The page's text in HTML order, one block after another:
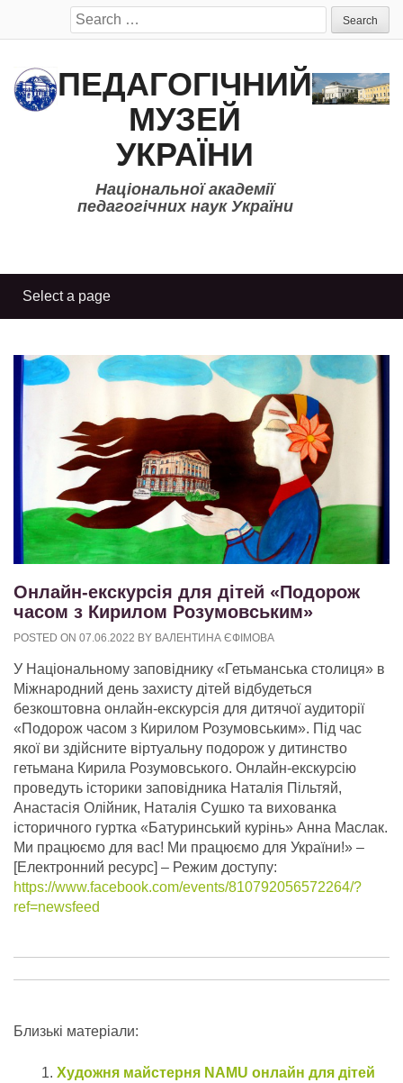
Search
for:
ПЕДАГОГІЧНИЙ
МУЗЕЙ
УКРАЇНИ
Національної академії
педагогічних наук України
Онлайн-екскурсія для дітей «Подорож
часом з Кирилом Розумовським»
POSTED ON 07.06.2022 BY ВАЛЕНТИНА ЄФІМОВА
У Національному заповіднику «Гетьманська столиця» в
Міжнародний день захисту дітей відбудеться
безкоштовна онлайн-екскурсія для дитячої аудиторії
«Подорож часом з Кирилом Розумовським». Під час
якої ви здійсните віртуальну подорож у дитинство
гетьмана Кирила Розумовського. Онлайн-екскурсію
проведуть історики заповідника Наталія Пільтяй,
Анастасія Олійник, Наталія Сушко та вихованка
історичного гуртка «Батуринський курінь» Анна Маслак.
Ми працюємо для вас! Ми працюємо для України!» –
[Електронний ресурс] – Режим доступу:
https://www.facebook.com/events/810792056572264/?
ref=newsfeed
Близькі матеріали:
Художня майстерня NAMU онлайн для дітей